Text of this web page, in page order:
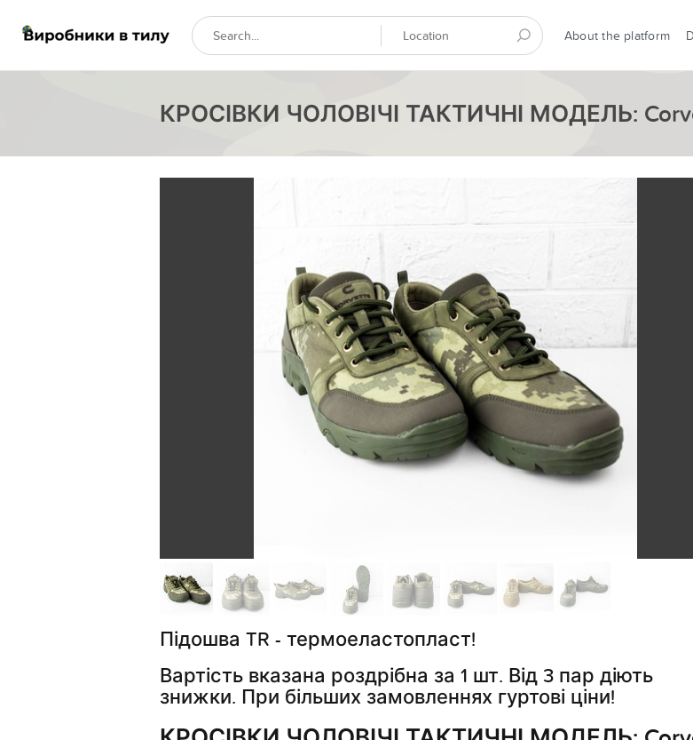
About the platform
КРОСІВКИ ЧОЛОВІЧІ ТАКТИЧНІ МОДЕЛЬ:
Підошва TR - термоеластопласт!
Вартість вказана роздрібна за 1 шт. Від 3 пар діють
знижки. При більших замовленнях гуртові ціни!